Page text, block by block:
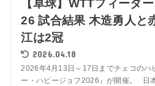
【卓球】WTTフィーダ
26 試合結果 木造勇人と
江は2冠
2026.04.18
2026年4月13日～17日までチェコのハ
ー・ハビージョフ2026』が開催。 日